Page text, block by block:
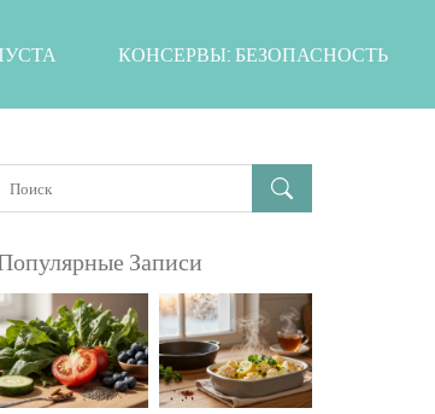
КОНСЕРВЫ: БЕЗОПАСНОСТЬ
Записи